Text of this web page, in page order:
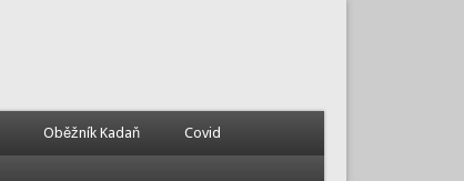
Oběžník Kadaň Covid